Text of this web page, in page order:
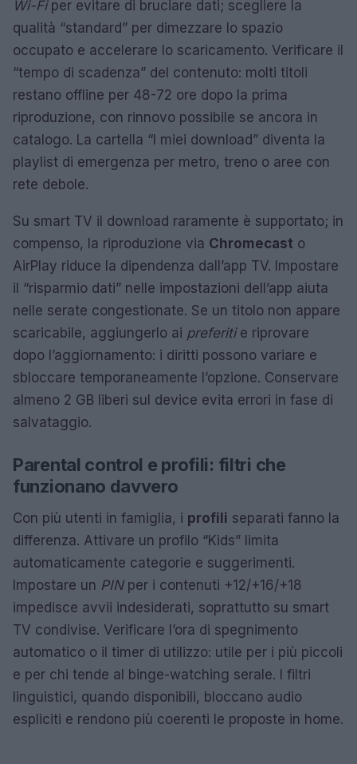
Wi-Fiper evitare di bruciare dati; scegliere la
qualità “standard” per dimezzare lo spazio
occupato e accelerare lo scaricamento. Verificare il
“tempo di scadenza” del contenuto: molti titoli
restano offline per 48-72 ore dopo la prima
riproduzione, con rinnovo possibile se ancora in
catalogo. La cartella “I miei download” diventa la
playlist di emergenza per metro, treno o aree con
rete debole.
Su smart TV il download raramente è supportato; in
compenso, la riproduzione via Chromecast o
AirPlay riduce la dipendenza dall’app TV. Impostare
il “risparmio dati” nelle impostazioni dell’app aiuta
nelle serate congestionate. Se un titolo non appare
scaricabile, aggiungerlo ai preferitie riprovare
dopo l’aggiornamento: i diritti possono variare e
sbloccare temporaneamente l’opzione. Conservare
almeno 2 GB liberi sul device evita errori in fase di
salvataggio.
Parental control e profili: filtri che
funzionano davvero
Con più utenti in famiglia, i profili separati fanno la
differenza. Attivare un profilo “Kids” limita
automaticamente categorie e suggerimenti.
Impostare un PINper i contenuti +12/+16/+18
impedisce avvii indesiderati, soprattutto su smart
TV condivise. Verificare l’ora di spegnimento
automatico o il timer di utilizzo: utile per i più piccoli
e per chi tende al binge-watching serale. I filtri
linguistici, quando disponibili, bloccano audio
espliciti e rendono più coerenti le proposte in home.